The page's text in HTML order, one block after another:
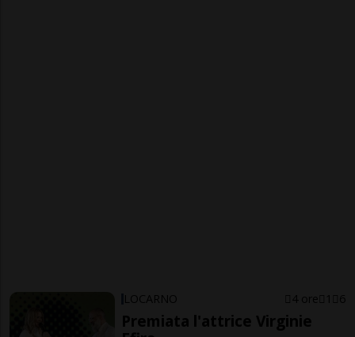
LOCARNO 4 ore 1 6
Premiata l'attrice Virginie